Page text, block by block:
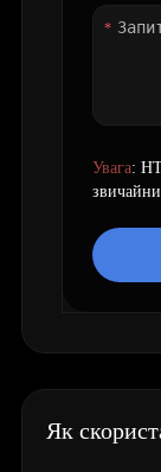
Увага:
Як